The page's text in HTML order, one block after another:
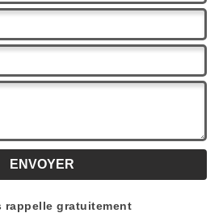
rappelle gratuitement